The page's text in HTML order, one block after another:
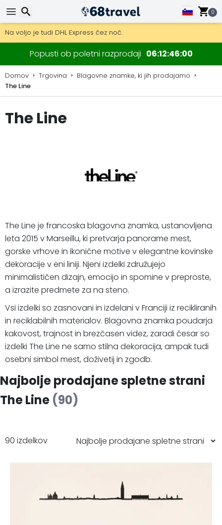
0
Pridobite brezplačno dostavo na naročila nad 149 €.
Na voljo je tudi DHL Express čez noč.
30 dni za vračilo, 90 dni za lesene zemljevide in dekoracije.
Popusti ob poletni razprodaji 06 12 4559
Domov Trgovina
Blagovne znamke, ki jih prodajamo
The Line
The Line
The Line je francoska blagovna znamka, ustanovljena
leta 2015 v Marseillu, ki pretvarja panorame mest,
gorske vrhove in ikonične motive v elegantne kovinske
dekoracije v eni liniji. Njeni izdelki združujejo
minimalističen dizajn, emocijo in spomine v preproste,
a izrazite predmete za na steno.
Vsi izdelki so zasnovani in izdelani v Franciji iz recikliranih
in reciklabilnih materialov. Blagovna znamka poudarja
kakovost, trajnost in brezčasen videz, zaradi česar so
izdelki The Line ne samo stilna dekoracija, ampak tudi
osebni simbol mest, doživetij in zgodb.
Najbolje prodajane spletne strani
The Line (90)
90 izdelkov
Iskanje